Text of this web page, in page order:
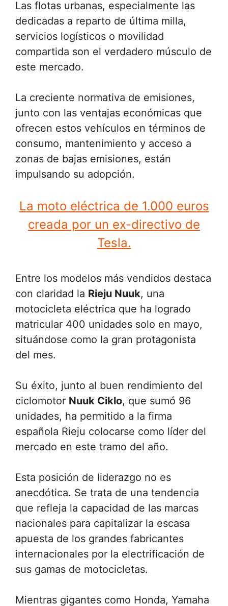
Las flotas urbanas, especialmente las
dedicadas a reparto de última milla,
servicios logísticos o movilidad
compartida son el verdadero músculo de
este mercado.
La creciente normativa de emisiones,
junto con las ventajas económicas que
ofrecen estos vehículos en términos de
consumo, mantenimiento y acceso a
zonas de bajas emisiones, están
impulsando su adopción.
La moto eléctrica de 1.000 euros
creada por un ex-directivo de
Tesla.
Entre los modelos más vendidos destaca
con claridad la Rieju Nuuk, una
motocicleta eléctrica que ha logrado
matricular 400 unidades solo en mayo,
situándose como la gran protagonista
del mes.
Su éxito, junto al buen rendimiento del
ciclomotor Nuuk Ciklo, que sumó 96
unidades, ha permitido a la firma
española Rieju colocarse como líder del
mercado en este tramo del año.
Esta posición de liderazgo no es
anecdótica. Se trata de una tendencia
que refleja la capacidad de las marcas
nacionales para capitalizar la escasa
apuesta de los grandes fabricantes
internacionales por la electrificación de
sus gamas de motocicletas.
Mientras gigantes como Honda, Yamaha